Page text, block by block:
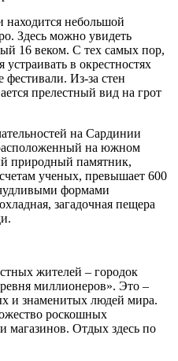
находится небольшой
Здесь можно увидеть
16 веком. С тех самых пор,
в окрестностях
Из-за стен
прелестный вид на грот
на Сардинии
на южном
природный памятник,
ученых, превышает 600
формами
загадочная пещера
жителей – городок
миллионеров». Это –
и знаменитых людей мира.
роскошных
магазинов. Отдых здесь по